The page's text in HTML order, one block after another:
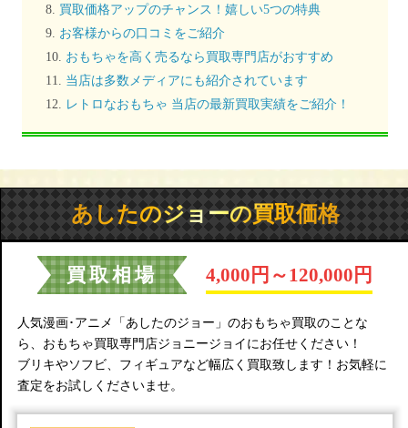
買取価格アップのチャンス！嬉しい5つの特典
お客様からの口コミをご紹介
おもちゃを高く売るなら買取専門店がおすすめ
当店は多数メディアにも紹介されています
レトロなおもちゃ 当店の最新買取実績をご紹介！
あしたのジョーの買取価格
買取相場 4,000円～120,000円
人気漫画･アニメ「あしたのジョー」のおもちゃ買取のことな
ら、おもちゃ買取専門店ジョニージョイにお任せください！
ブリキやソフビ、フィギュアなど幅広く買取致します！お気軽に
査定をお試しくださいませ。